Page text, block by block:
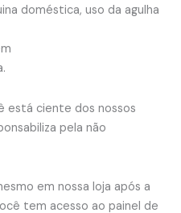
doméstica, uso da agulha
está ciente dos nossos
pela não
em nossa loja após a
tem acesso ao painel de